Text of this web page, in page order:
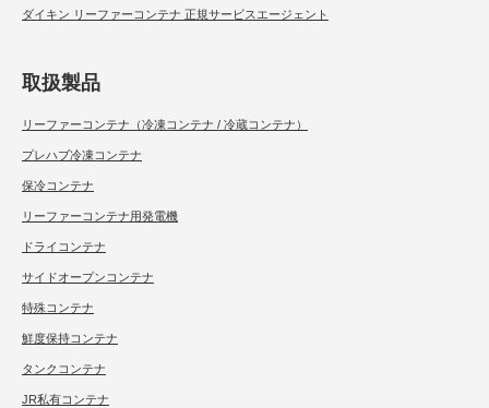
ダイキン リーファーコンテナ 正規サービスエージェント
取扱製品
リーファーコンテナ（冷凍コンテナ / 冷蔵コンテナ）
プレハブ冷凍コンテナ
保冷コンテナ
リーファーコンテナ用発電機
ドライコンテナ
サイドオープンコンテナ
特殊コンテナ
鮮度保持コンテナ
タンクコンテナ
JR私有コンテナ